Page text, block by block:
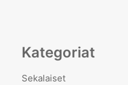
Kategoriat
Sekalaiset